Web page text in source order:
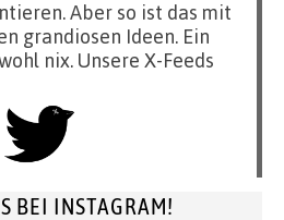
Aber so ist das mit
grandiosen Ideen. Ein
nix. Unsere X-Feeds
BEI INSTAGRAM!